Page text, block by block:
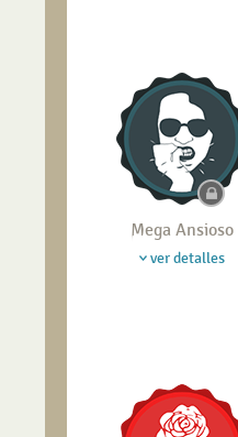
Mega Ansioso
ver detalles